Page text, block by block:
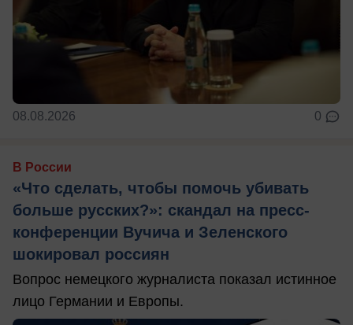
08.08.2026 0
В России
«Что сделать, чтобы помочь убивать
больше русских?»: скандал на пресс-
конференции Вучича и Зеленского
шокировал россиян
Вопрос немецкого журналиста показал истинное
лицо Германии и Европы.